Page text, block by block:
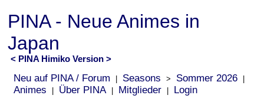
PINA - Neue Animes in
Japan
< PINA Himiko Version >
Neu auf PINA / Forum Seasons > Sommer 2026
Animes Über PINA Mitglieder Login